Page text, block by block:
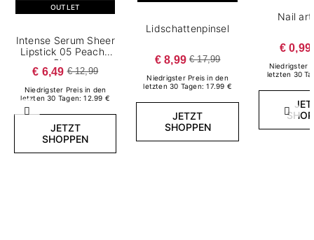
Zurück
OUTLET
Intense Serum Sheer
Lipstick 05 Peachy
Glass
€ 6,49 € 12,99
Niedrigster Preis in den
letzten 30 Tagen: 12.99 €
JETZT
SHOPPEN
Lidschattenpinsel
€ 8,99 € 17,99
Niedrigster Preis in den
letzten 30 Tagen: 17.99 €
JETZT
SHOPPEN
Nail
€ 0,99
Niedrigster
letzten 30